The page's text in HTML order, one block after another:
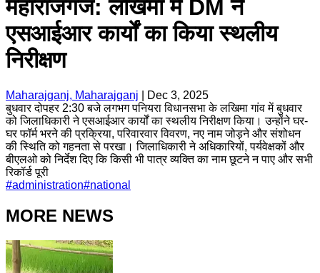
महाराजगंज: लखिमा में DM ने
एसआईआर कार्यों का किया स्थलीय
निरीक्षण
Maharajganj, Maharajganj
Dec 3, 2025
बुधवार दोपहर 2:30 बजे लगभग पनियरा विधानसभा के लखिमा गांव में बुधवार
को जिलाधिकारी ने एसआईआर कार्यों का स्थलीय निरीक्षण किया। उन्होंने घर-
घर फॉर्म भरने की प्रक्रिया, परिवारवार विवरण, नए नाम जोड़ने और संशोधन
की स्थिति को गहनता से परखा। जिलाधिकारी ने अधिकारियों, पर्यवेक्षकों और
बीएलओ को निर्देश दिए कि किसी भी पात्र व्यक्ति का नाम छूटने न पाए और सभी
रिकॉर्ड पूरी
#administration#national
MORE NEWS